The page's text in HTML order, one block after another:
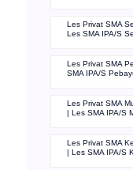
Les Privat SMA
Les SMA IPA/S
Les Privat SMA
SMA IPA/S
Les Privat SMA
| Les SMA IPA/S
Les Privat SMA
| Les SMA IPA/S